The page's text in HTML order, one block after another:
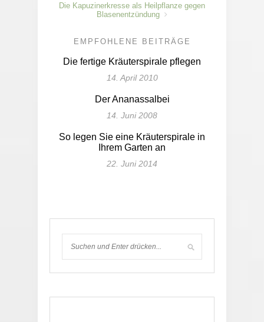
Die Kapuzinerkresse als Heilpflanze gegen
Blasenentzündung
EMPFOHLENE BEITRÄGE
Die fertige Kräuterspirale pflegen
14. April 2010
Der Ananassalbei
14. Juni 2008
So legen Sie eine Kräuterspirale in
Ihrem Garten an
22. Juni 2014